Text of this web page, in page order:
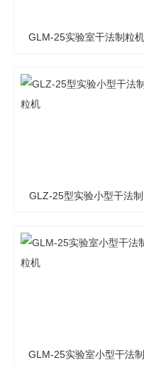
GLM-25实验室干法制粒机
GLZ-25型实验小型干法制
GLM-25实验室小型干法制